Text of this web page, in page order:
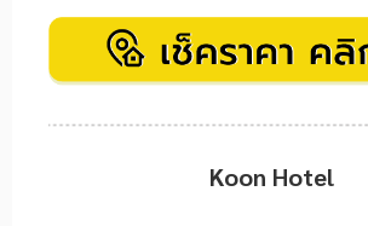
Koon Hotel